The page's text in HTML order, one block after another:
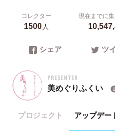
コレクター
1500人
現在までに
シェア ツ
PRESENTER
美めぐりふくい
プロジェクト アップデー